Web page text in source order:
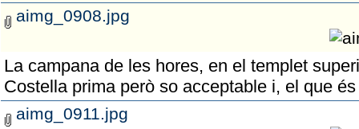
aimg_0908.jpg
La campana de les hores, en el templet
Costella prima però so acceptable i, el que
aimg_0911.jpg